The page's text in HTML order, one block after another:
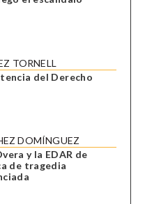
TORNELL
del Derecho
DOMÍNGUEZ
y la EDAR de
de tragedia